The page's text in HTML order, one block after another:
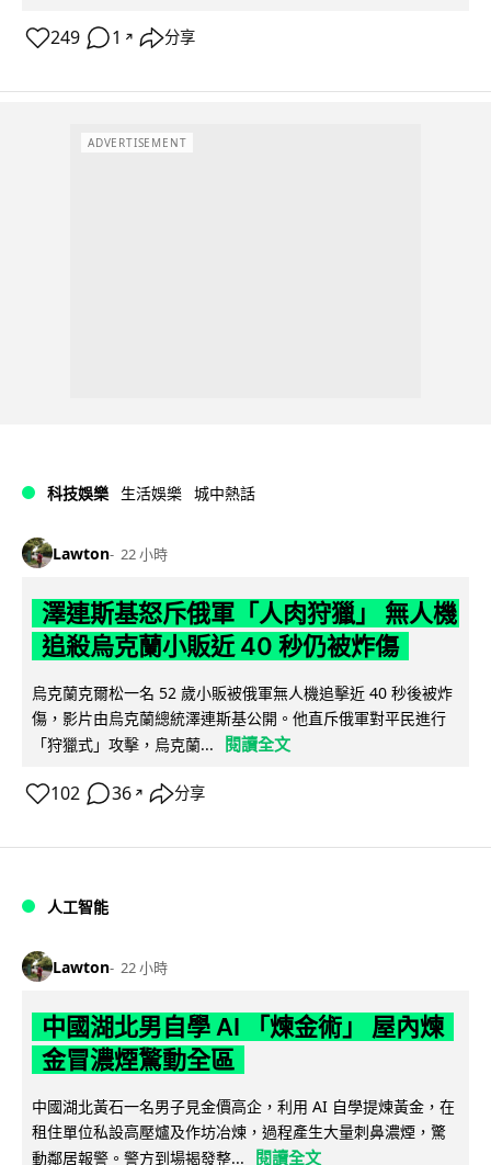
249 1 ↗ 分享
ADVERTISEMENT
科技娛樂 生活娛樂 城中熱話
Lawton 22 小時
澤連斯基怒斥俄軍「人肉狩獵」 無人機
追殺烏克蘭小販近 40 秒仍被炸傷
烏克蘭克爾松一名 52 歲小販被俄軍無人機追擊近 40 秒後被炸
傷，影片由烏克蘭總統澤連斯基公開。他直斥俄軍對平民進行
「狩獵式」攻擊，烏克蘭...
閱讀全文
102 36 ↗ 分享
人工智能
Lawton 22 小時
中國湖北男自學 AI 「煉金術」 屋內煉
金冒濃煙驚動全區
中國湖北黃石一名男子見金價高企，利用 AI 自學提煉黃金，在
租住單位私設高壓爐及作坊冶煉，過程產生大量刺鼻濃煙，驚
動鄰居報警。警方到場揭發整...
閱讀全文